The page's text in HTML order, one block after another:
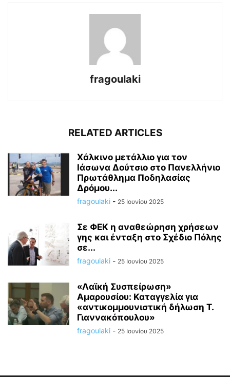
fragoulaki
RELATED ARTICLES
Χάλκινο μετάλλιο για τον
Ιάσωνα Δούτσιο στο Πανελλήνιο
Πρωτάθλημα Ποδηλασίας
Δρόμου...
fragoulaki - 25 Ιουνίου 2025
Σε ΦΕΚ η αναθεώρηση χρήσεων
γης και ένταξη στο Σχέδιο Πόλης
σε...
fragoulaki - 25 Ιουνίου 2025
«Λαϊκή Συσπείρωση»
Αμαρουσίου: Καταγγελία για
«αντικομμουνιστική δήλωση Τ.
Γιαννακόπουλου»
fragoulaki - 25 Ιουνίου 2025